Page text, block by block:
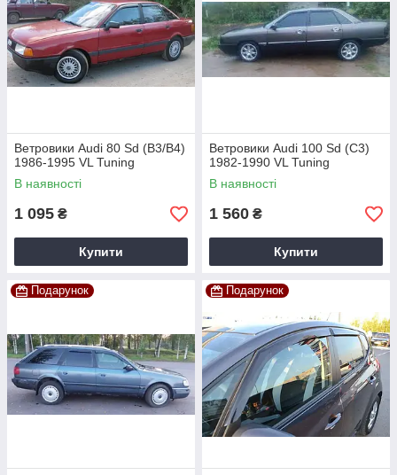
Ветровики Audi 80 Sd (B3/B4)
1986-1995 VL Tuning
В наявності
1 095 ₴
Купити
Ветровики Audi 100 Sd (C3)
1982-1990 VL Tuning
В наявності
1 560 ₴
Купити
Подарунок Подарунок